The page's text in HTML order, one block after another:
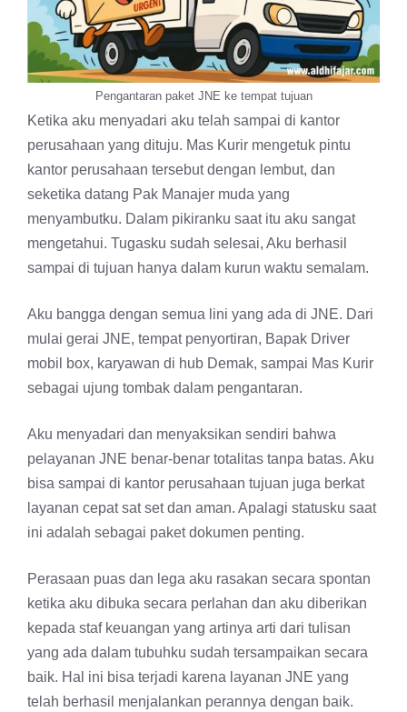
Pengantaran paket JNE ke tempat tujuan
Ketika aku menyadari aku telah sampai di kantor
perusahaan yang dituju. Mas Kurir mengetuk pintu
kantor perusahaan tersebut dengan lembut, dan
seketika datang Pak Manajer muda yang
menyambutku. Dalam pikiranku saat itu aku sangat
mengetahui. Tugasku sudah selesai, Aku berhasil
sampai di tujuan hanya dalam kurun waktu semalam.
Aku bangga dengan semua lini yang ada di JNE. Dari
mulai gerai JNE, tempat penyortiran, Bapak Driver
mobil box, karyawan di hub Demak, sampai Mas Kurir
sebagai ujung tombak dalam pengantaran.
Aku menyadari dan menyaksikan sendiri bahwa
pelayanan JNE benar-benar totalitas tanpa batas. Aku
bisa sampai di kantor perusahaan tujuan juga berkat
layanan cepat sat set dan aman. Apalagi statusku saat
ini adalah sebagai paket dokumen penting.
Perasaan puas dan lega aku rasakan secara spontan
ketika aku dibuka secara perlahan dan aku diberikan
kepada staf keuangan yang artinya arti dari tulisan
yang ada dalam tubuhku sudah tersampaikan secara
baik. Hal ini bisa terjadi karena layanan JNE yang
telah berhasil menjalankan perannya dengan baik.